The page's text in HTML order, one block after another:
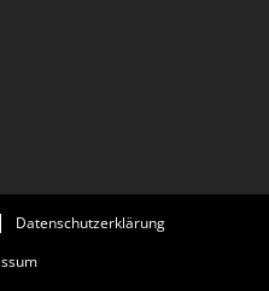
Datenschutzerklärung